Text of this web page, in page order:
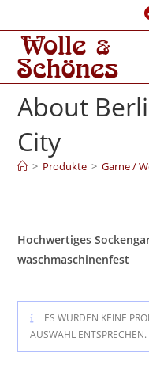
About
City
> Produkte > Garne /
Hochwertiges
waschmaschinenfest
ES WURDEN KEINE
AUSWAHL ENTSPRECHEN.